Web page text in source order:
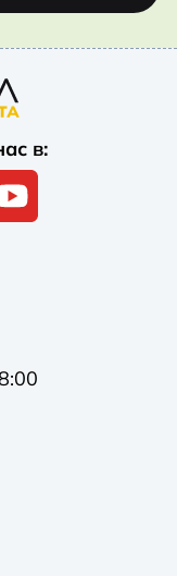
в: